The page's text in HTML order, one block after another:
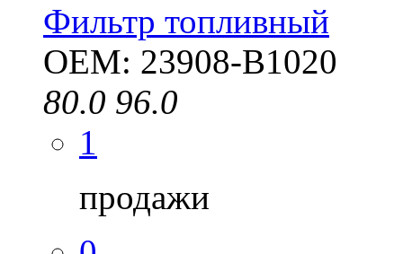
Фильтр топливный
OEM: 23908-B1020
80.0 96.0
1
продажи